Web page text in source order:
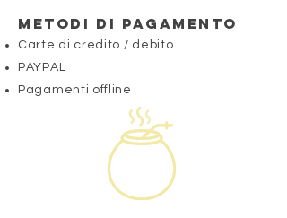
Metodi di pagamento
Carte di credito / debito
PAYPAL
Pagamenti offline